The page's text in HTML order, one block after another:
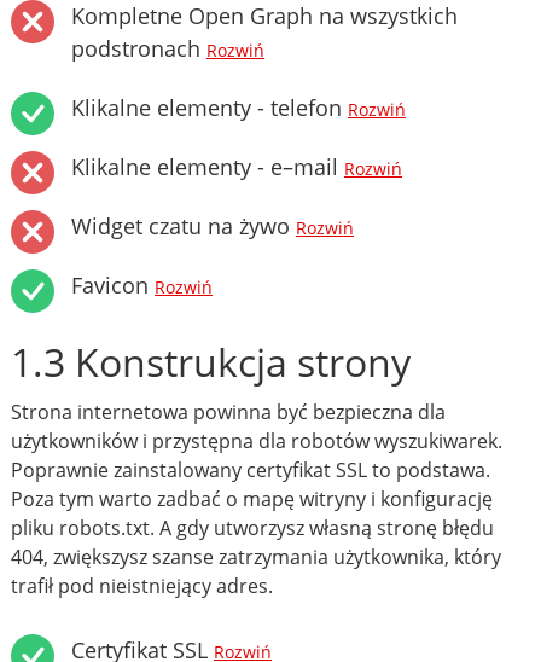
Kompletne Open Graph na wszystkich
podstronach Rozwiń
Klikalne elementy - telefon Rozwiń
Klikalne elementy - e–mail Rozwiń
Widget czatu na żywo Rozwiń
Favicon Rozwiń
1.3 Konstrukcja strony
Strona internetowa powinna być bezpieczna dla
użytkowników i przystępna dla robotów wyszukiwarek.
Poprawnie zainstalowany certyfikat SSL to podstawa.
Poza tym warto zadbać o mapę witryny i konfigurację
pliku robots.txt. A gdy utworzysz własną stronę błędu
404, zwiększysz szanse zatrzymania użytkownika, który
trafił pod nieistniejący adres.
Certyfikat SSL Rozwiń